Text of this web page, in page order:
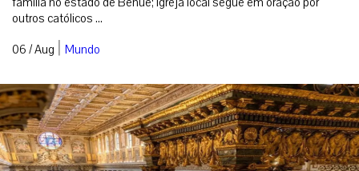
destaca Cardeal Makrickas na festa de Nossa
Senhora das Neves
Celebração na Basílica Papal de Santa Maria Maior registrou o
milagre da neve e ressaltou que a misericórdia divina continua a